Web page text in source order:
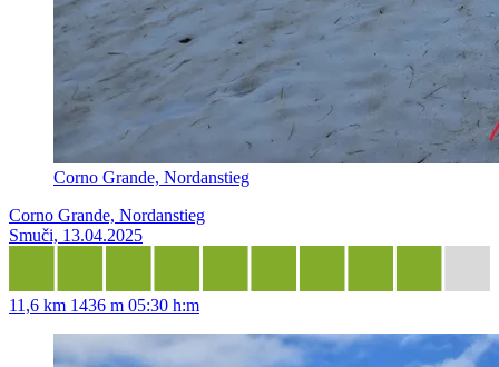
Corno Grande, Nordanstieg
Corno Grande, Nordanstieg
Smuči, 13.04.2025
11,6 km 1436 m 05:30 h:m